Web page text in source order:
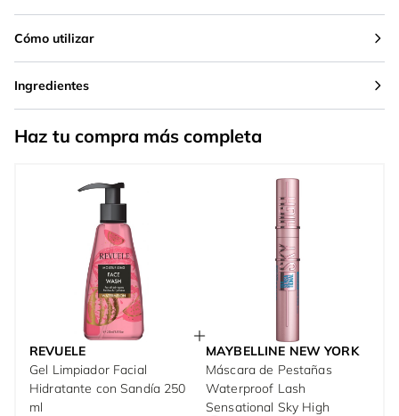
Cómo utilizar
Ingredientes
Haz tu compra más completa
REVUELE
Gel Limpiador Facial
Hidratante con Sandía 250
ml
MAYBELLINE NEW YORK
Máscara de Pestañas
Waterproof Lash
Sensational Sky High